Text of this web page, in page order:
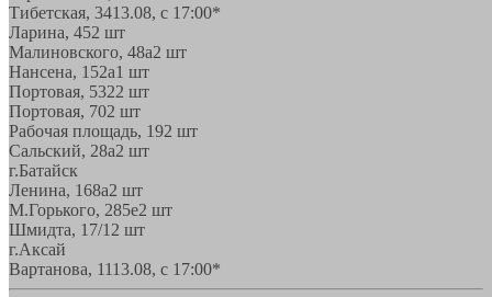
Тибетская, 3413.08, с 17:00*
Ларина, 452 шт
Малиновского, 48а2 шт
Нансена, 152а1 шт
Портовая, 5322 шт
Портовая, 702 шт
Рабочая площадь, 192 шт
Сальский, 28a2 шт
г.Батайск
Ленина, 168а2 шт
М.Горького, 285е2 шт
Шмидта, 17/1 2 шт
г.Аксай
Вартанова, 1113.08, с 17:00*